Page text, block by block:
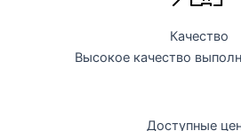
Качество
Высокое качество
Доступные